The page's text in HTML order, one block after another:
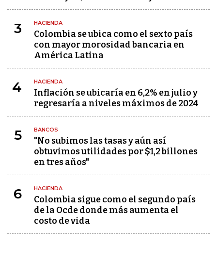
3 HACIENDA
Colombia se ubica como el sexto país
con mayor morosidad bancaria en
América Latina
4 HACIENDA
Inflación se ubicaría en 6,2% en julio y
regresaría a niveles máximos de 2024
5 BANCOS
"No subimos las tasas y aún así
obtuvimos utilidades por $1,2 billones
en tres años"
6 HACIENDA
Colombia sigue como el segundo país
de la Ocde donde más aumenta el
costo de vida